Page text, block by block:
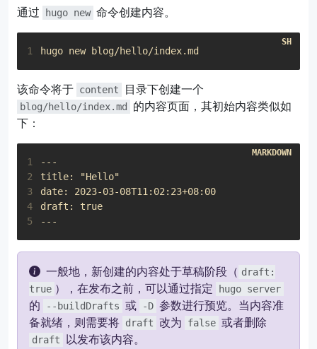
通过 hugo new 命令创建内容。
1
该命令将于 content 目录下创建一个
blog/hello/index.md
的内容页面，其初始内容类似如
下：
1
2
3
date: 2023-03-08T11:02:23+08:00
4
draft: true
5
一般地，新创建的内容处于草稿阶段（ draft:
true ），在发布之前，可以通过指定 hugo server
的 --buildDrafts 或 -D 参数进行预览。当内容准
备就绪，则需要将 draft 改为 false 或者删除
draft 以发布该内容。